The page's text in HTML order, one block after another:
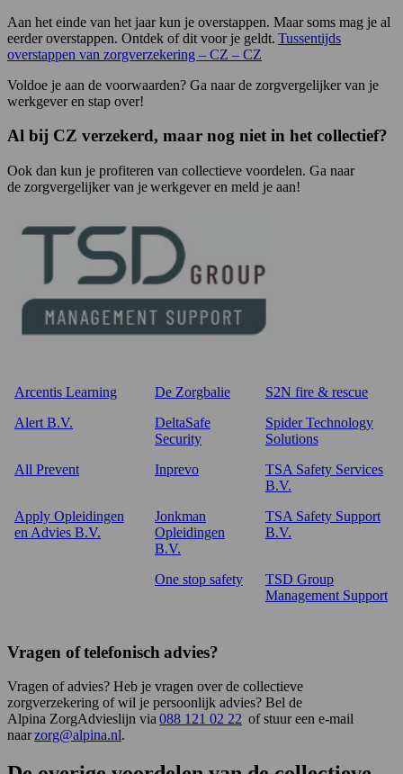
Aan het einde van het jaar kun je overstappen. Maar soms mag je al
eerder overstappen. Ontdek of dit voor je geldt. Tussentijds
overstappen van zorgverzekering – CZ – CZ
Voldoe je aan de voorwaarden? Ga naar de zorgvergelijkervan je
werkgever en stap over!
Al bij CZ verzekerd, maar nog niet in het collectief?
Ook dan kun je profiteren van collectieve voordelen. Ga naar
de zorgvergelijkervan je werkgever en meld je aan!
Arcentis Learning De Zorgbalie
S2N fire & rescue
Alert B.V.
DeltaSafe
Security
Spider Technology
Solutions
All Prevent
Inprevo
TSA Safety Services
B.V.
Apply Opleidingen
en Advies B.V.
Jonkman
Opleidingen
B.V.
TSA Safety Support
B.V.
One stop safety
TSD Group
Management Support
Vragen of telefonisch advies?
Vragen of advies? Heb je vragen over de collectieve
zorgverzekering of wil je persoonlijk advies? Bel de
Alpina ZorgAdvieslijn via 088 121 02 22 of stuur een e-mail
naarzorg@alpina.nl.